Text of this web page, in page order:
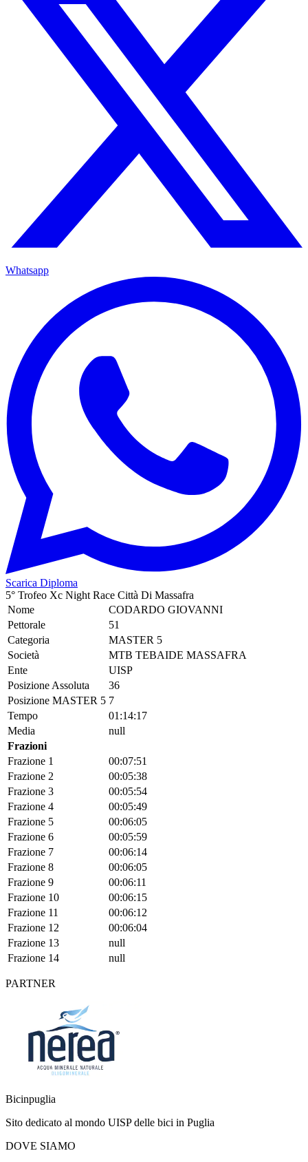
Whatsapp
Scarica Diploma
5° Trofeo Xc Night Race Città Di Massafra
Nome
CODARDO GIOVANNI
Pettorale
51
Categoria
MASTER 5
Società
MTB TEBAIDE MASSAFRA
Ente
UISP
Posizione Assoluta
36
Posizione MASTER 5 7
Tempo
01:14:17
Media
null
Frazioni
Frazione 1
00:07:51
Frazione 2
00:05:38
Frazione 3
00:05:54
Frazione 4
00:05:49
Frazione 5
00:06:05
Frazione 6
00:05:59
Frazione 7
00:06:14
Frazione 8
00:06:05
Frazione 9
00:06:11
Frazione 10
00:06:15
Frazione 11
00:06:12
Frazione 12
00:06:04
Frazione 13
null
Frazione 14
null
PARTNER
Bicinpuglia
Sito dedicato al mondo UISP delle bici in Puglia
DOVE SIAMO